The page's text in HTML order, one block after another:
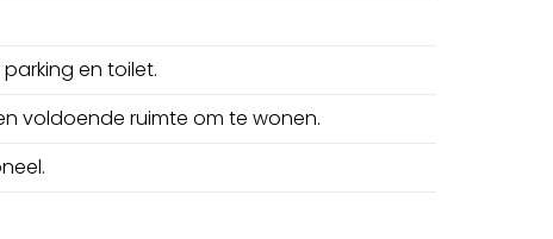
en toilet.
voldoende ruimte om te wonen.